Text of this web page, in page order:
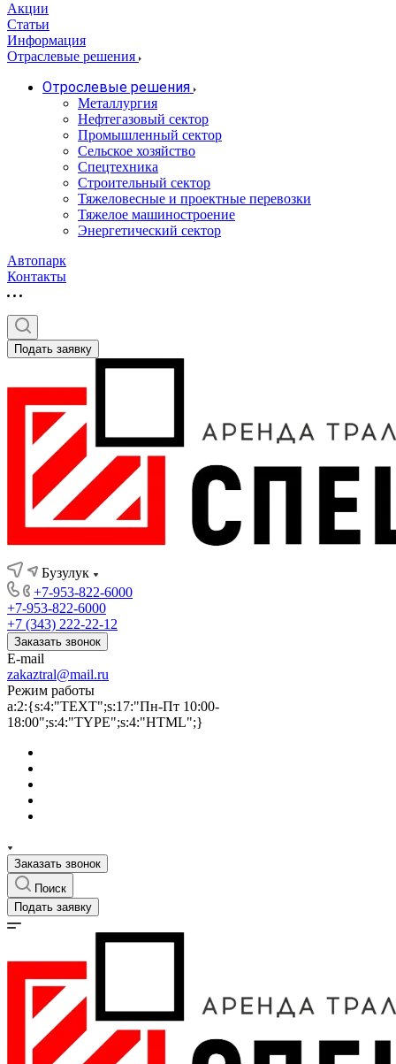
Акции
Статьи
Информация
Отраслевые решения
Отрослевые решения
Металлургия
Нефтегазовый сектор
Промышленный сектор
Сельское хозяйство
Спецтехника
Строительный сектор
Тяжеловесные и проектные перевозки
Тяжелое машиностроение
Энергетический сектор
Автопарк
Контакты
Подать заявку
Бузулук
+7-953-822-6000
+7-953-822-6000
+7 (343) 222-22-12
Заказать звонок
E-mail
zakaztral@mail.ru
Режим работы
a:2:{s:4:"TEXT";s:17:"Пн-Пт 10:00-
18:00";s:4:"TYPE";s:4:"HTML";}
Заказать звонок
Поиск
Подать заявку